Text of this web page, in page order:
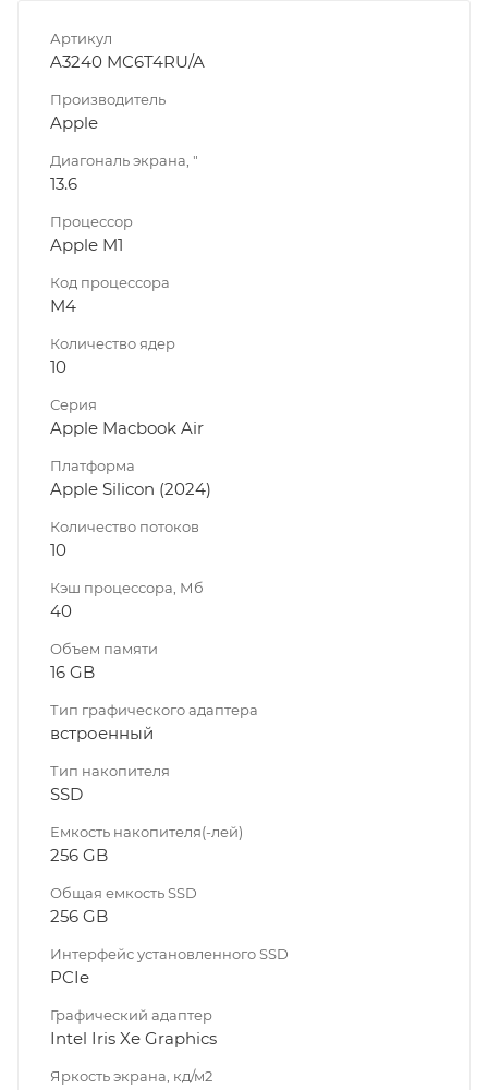
Артикул
A3240 MC6T4RU/A
Производитель
Apple
Диагональ экрана, "
13.6
Процессор
Apple M1
Код процессора
M4
Количество ядер
10
Серия
Apple Macbook Air
Платформа
Apple Silicon (2024)
Количество потоков
10
Кэш процессора, Мб
40
Объем памяти
16 GB
Тип графического адаптера
встроенный
Тип накопителя
SSD
Емкость накопителя(-лей)
256 GB
Общая емкость SSD
256 GB
Интерфейс установленного SSD
PCIe
Графический адаптер
Intel Iris Xe Graphics
Яркость экрана, кд/м2